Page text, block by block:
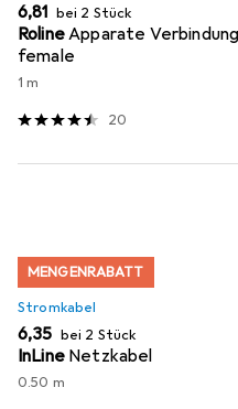
EUR
6,81 bei 2 Stück
RolineApparate
female
1 m
20
MENGENRABATT
Stromkabel
EUR
6,35 bei 2 Stück
InLine Netzkabel
0.50 m